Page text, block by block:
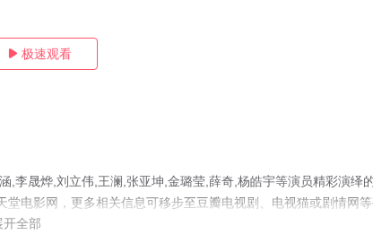
 极速观看
,李晟烨,刘立伟,王澜,张亚坤,金璐莹,薛奇,杨皓宇等演员精彩演绎
电影网，更多相关信息可移步至豆瓣电视剧、电视猫或剧情网
开全部